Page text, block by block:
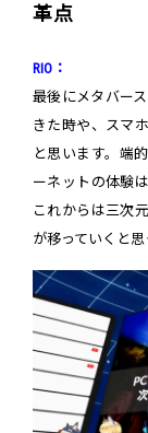
革点
RIO：
最後にメタバー
きた時や、スマ
と思います。端
ーネットの体験
これからは三次
が移っていくと思